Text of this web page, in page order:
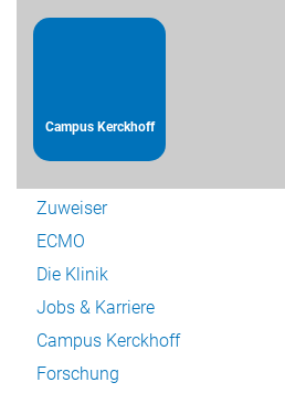
Zuweiser
ECMO
Die Klinik
Jobs & Karriere
Campus Kerckhoff
Forschung
Campus Kerckhoff